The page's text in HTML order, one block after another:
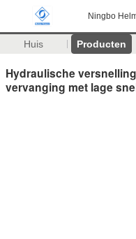
Ningbo
Huis Producten
Hydraulische
vervanging met lage